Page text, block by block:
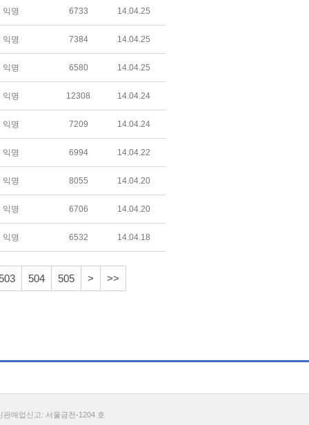
익명 6733 14.04.25
익명 7384 14.04.25
익명 6580 14.04.25
익명 12308 14.04.24
익명 7209 14.04.24
익명 6994 14.04.22
익명 8055 14.04.20
익명 6706 14.04.20
익명 6532 14.04.18
504 505 > >>
매업신고: 서울금천-1204 호